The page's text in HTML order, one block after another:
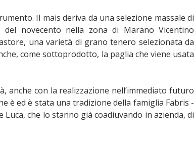
Il mais deriva da una selezione massale di
novecento nella zona di Marano Vicentino
una varietà di grano tenero selezionata da
come sottoprodotto, la paglia che viene usata
con la realizzazione nell’immediato futuro
è ed è stata una tradizione della famiglia Fabris -
che lo stanno già coadiuvando in azienda, di